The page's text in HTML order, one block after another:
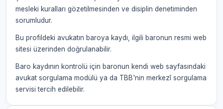
mesleki kuralları gözetilmesinden ve disiplin denetiminden
sorumludur.
Bu profildeki avukatın baroya kaydı, ilgili baronun resmi web
sitesi üzerinden doğrulanabilir.
Baro kaydının kontrolü için baronun kendi web sayfasındaki
avukat sorgulama modülü ya da TBB'nin merkezî sorgulama
servisi tercih edilebilir.